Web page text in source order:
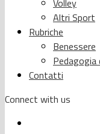
Volley
Altri Sport
Rubriche
Benessere
Contatti
Connect with us